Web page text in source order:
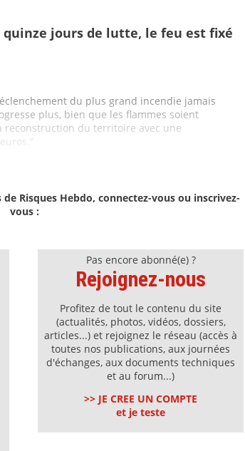
jours de lutte, le feu est fixé
du plus grand incendie jamais
plus, bien que les flammes soient
reconstruction du territoire avec une
Risques Hebdo, connectez-vous ou inscrivez-
vous :
Pas encore abonné(e) ?
Rejoignez-nous
Profitez de tout le contenu du site
(actualités, photos, vidéos, dossiers,
articles...) et rejoignez le réseau (accès à
toutes nos publications, aux journées
d'échanges, aux documents techniques
et au forum...)
>> JE CREE UN COMPTE
et je teste